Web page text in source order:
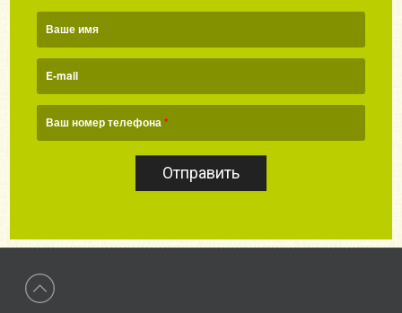
Ваше имя
E-mail
Ваш номер телефона*
Отправить